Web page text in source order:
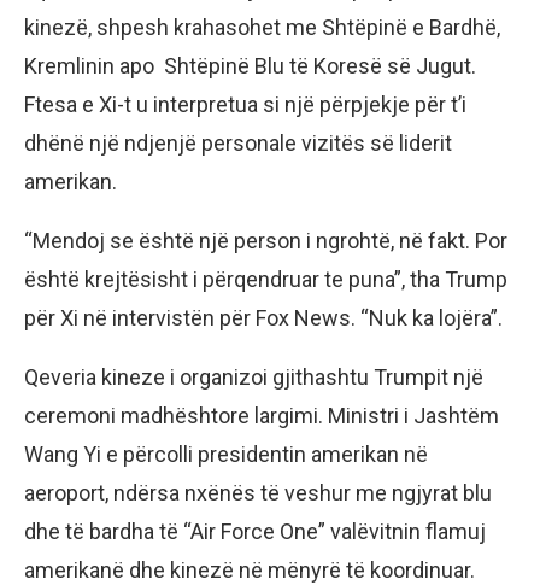
kinezë, shpesh krahasohet me Shtëpinë e Bardhë,
Kremlinin apo Shtëpinë Blu të Koresë së Jugut.
Ftesa e Xi-t u interpretua si një përpjekje për t’i
dhënë një ndjenjë personale vizitës së liderit
amerikan.
“Mendoj se është një person i ngrohtë, në fakt. Por
është krejtësisht i përqendruar te puna”, tha Trump
për Xi në intervistën për Fox News. “Nuk ka lojëra”.
Qeveria kineze i organizoi gjithashtu Trumpit një
ceremoni madhështore largimi. Ministri i Jashtëm
Wang Yi e përcolli presidentin amerikan në
aeroport, ndërsa nxënës të veshur me ngjyrat blu
dhe të bardha të “Air Force One” valëvitnin flamuj
amerikanë dhe kinezë në mënyrë të koordinuar.